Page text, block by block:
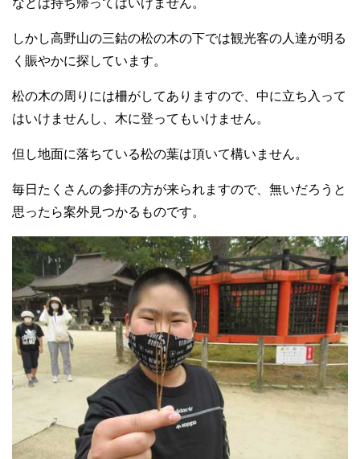
しかし高野山の三鈷の松の木の下では観光客の人達が明る
く賑やかに探しています。
松の木の周りには柵がしてありますので、中に立ち入って
はいけませんし、木に登ってもいけません。
但し地面に落ちている松の葉は頂いて構いません。
毎日たくさんの参拝の方が来られますので、無いだろうと
思ったら案外見つかるものです。